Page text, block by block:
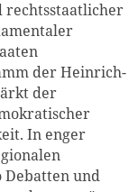
rechtsstaatlicher
der Heinrich-
der
In enger
und